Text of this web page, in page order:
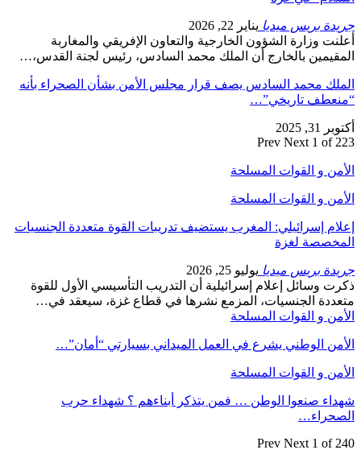
جريدة بريس ميديا يناير 22, 2026
أعلنت وزارة الشؤون الخارجية والتعاون الإفريقي والمغاربة
المقيمين بالخارج أن الملك محمد السادس، رئيس لجنة القدس،…
الملك محمد السادس يصف قرار مجلس الأمن بشأن الصحراء بأنه
“منعطف تاريخي”…
أكتوبر 31, 2025
Prev Next 1 of 223
الأمن و القوات المسلحة
الأمن و القوات المسلحة
إعلام إسرائيلي: المغرب يستضيف تدريبات القوة متعددة الجنسيات
المخصصة لغزة
جريدة بريس ميديا يوليو 25, 2026
ذكرت وسائل إعلام إسرائيلية أن التدريب التأسيسي الأول للقوة
متعددة الجنسيات، المزمع نشرها في قطاع غزة، سيعقد في…
الأمن و القوات المسلحة
الأمن الوطني يشرع في العمل الميداني بسيارتي “أمان”…
الأمن و القوات المسلحة
شهداء صنعوا الوطن … فمن يتذكر أبناءهم ؟ شهداء حرب
الصحراء…
Prev Next 1 of 240